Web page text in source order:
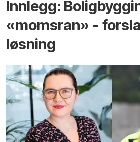
Innlegg:
«momsran» -
løsning